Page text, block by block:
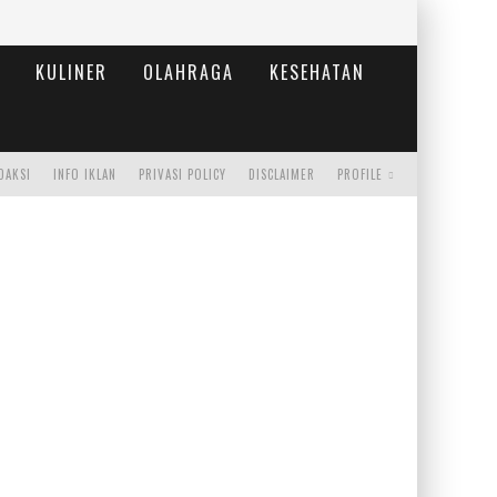
KULINER OLAHRAGA
KESEHATAN
PROFILE
DISCLAIMER
PRIVASI POLICY
INFO IKLAN